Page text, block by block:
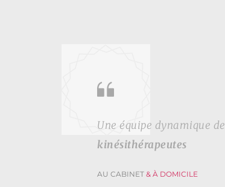
Une équipe dynamique de
kinésithérapeutes
AU CABINET & À DOMICILE